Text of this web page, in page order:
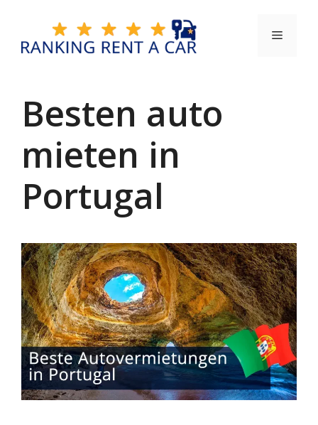
springen
Menü
Besten auto
mieten in
Portugal